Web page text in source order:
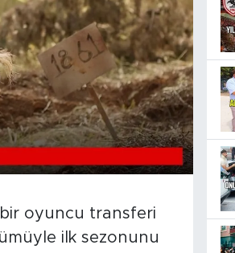
bir oyuncu transferi
ilk sezonunu